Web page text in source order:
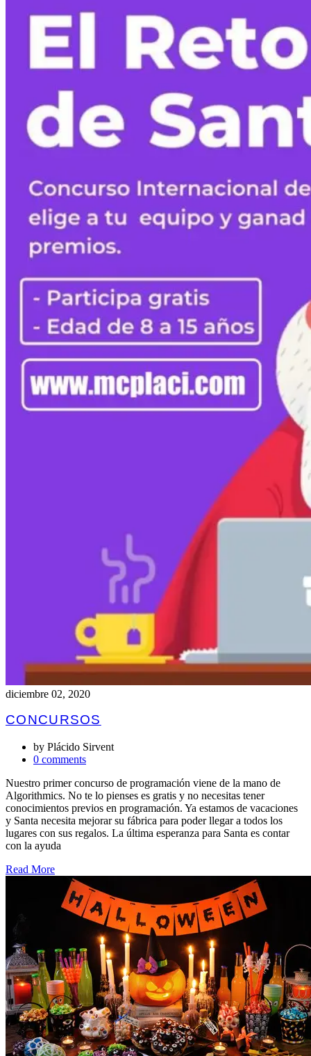
diciembre 02, 2020
CONCURSOS
by Plácido Sirvent
0 comments
Nuestro primer concurso de programación viene de la mano de
Algorithmics. No te lo pienses es gratis y no necesitas tener
conocimientos previos en programación. Ya estamos de vacaciones
y Santa necesita mejorar su fábrica para poder llegar a todos los
lugares con sus regalos. La última esperanza para Santa es contar
con la ayuda
Read More